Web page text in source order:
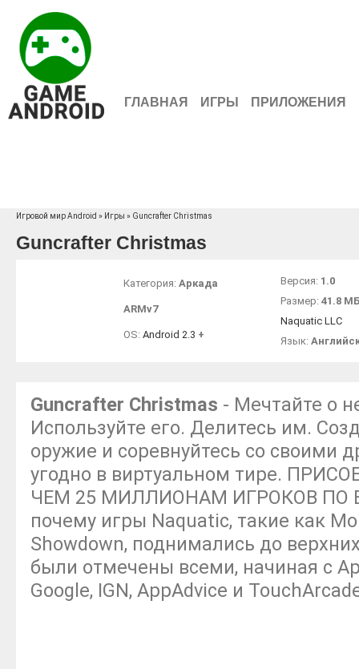
ГЛАВНАЯ ИГРЫ ПРИЛОЖЕНИЯ
Игровой мир Android » Игры » Guncrafter Christmas
Guncrafter Christmas
Категория: Аркада
ARMv7
OS: Android 2.3 +
Версия: 1.0
Размер: 41.8 МБ
Naquatic LLC
Язык:
Guncrafter Christmas - Мечтайте о
Используйте его. Делитесь им.
оружие и соревнуйтесь со своими
угодно в виртуальном тире.
ЧЕМ 25 МИЛЛИОНАМ ИГРОКОВ ПО
почему игры Naquatic, такие как
Showdown, поднимались до
были отмечены всеми, начиная с
Google, IGN, AppAdvice и